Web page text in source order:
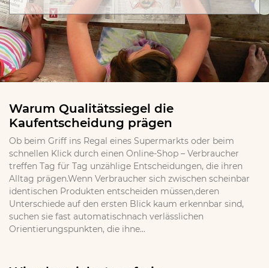
Warum Qualitätssiegel die
Kaufentscheidung prägen
Ob beim Griff ins Regal eines Supermarkts oder beim
schnellen Klick durch einen Online-Shop – Verbraucher
treffen Tag für Tag unzählige Entscheidungen, die ihren
Alltag prägen.Wenn Verbraucher sich zwischen scheinbar
identischen Produkten entscheiden müssen,deren
Unterschiede auf den ersten Blick kaum erkennbar sind,
suchen sie fast automatischnach verlässlichen
Orientierungspunkten, die ihne...